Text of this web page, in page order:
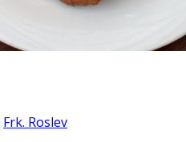
Frk. Roslev